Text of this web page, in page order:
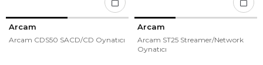
Arcam
Arcam CDS50 SACD/CD Oynatıcı
Arcam
Arcam ST25 Streamer/Network
Oynatıcı